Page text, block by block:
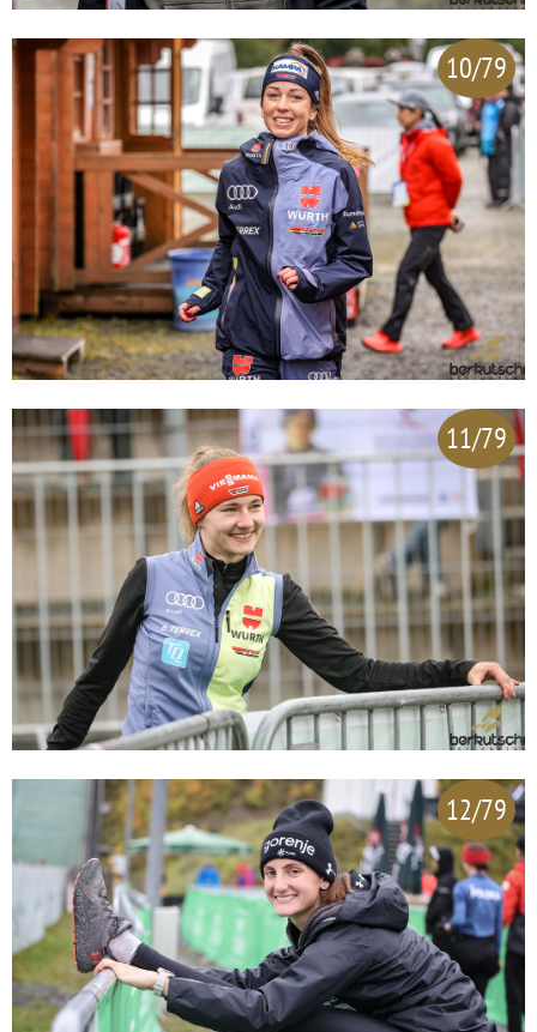
10/79
11/79
12/79